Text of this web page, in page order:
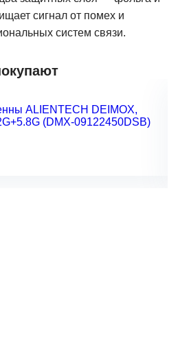
сигнал от помех и
систем связи.
ALIENTECH DEIMOX,
(DMX-09122450DSB)